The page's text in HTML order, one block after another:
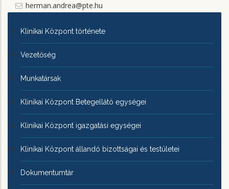
herman.andrea@pte.hu
KLINIKAI
KÖZPONTRÓL
Klinikai Központ története
Vezetőség
Munkatársak
Klinikai Központ Betegellátó egységei
Klinikai Központ igazgatási egységei
Klinikai Központ állandó bizottságai és testületei
Dokumentumtár